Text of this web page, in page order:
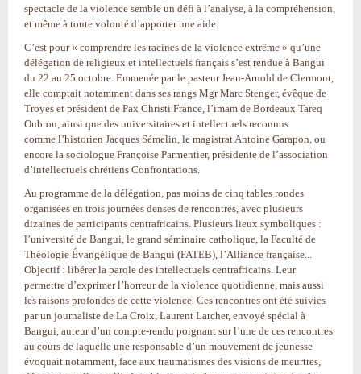
spectacle de la violence semble un défi à l’analyse, à la compréhension,
et même à toute volonté d’apporter une aide.
C’est pour « comprendre les racines de la violence extrême » qu’une
délégation de religieux et intellectuels français s’est rendue à Bangui
du 22 au 25 octobre. Emmenée par le pasteur Jean-Arnold de Clermont,
elle comptait notamment dans ses rangs Mgr Marc Stenger, évêque de
Troyes et président de Pax Christi France, l’imam de Bordeaux Tareq
Oubrou, ainsi que des universitaires et intellectuels reconnus
comme l’historien Jacques Sémelin, le magistrat Antoine Garapon, ou
encore la sociologue Françoise Parmentier, présidente de l’association
d’intellectuels chrétiens Confrontations.
Au programme de la délégation, pas moins de cinq tables rondes
organisées en trois journées denses de rencontres, avec plusieurs
dizaines de participants centrafricains. Plusieurs lieux symboliques :
l’université de Bangui, le grand séminaire catholique, la Faculté de
Théologie Évangélique de Bangui (FATEB), l’Alliance française...
Objectif : libérer la parole des intellectuels centrafricains. Leur
permettre d’exprimer l’horreur de la violence quotidienne, mais aussi
les raisons profondes de cette violence. Ces rencontres ont été suivies
par un journaliste de La Croix, Laurent Larcher, envoyé spécial à
Bangui, auteur d’un compte-rendu poignant sur l’une de ces rencontres
au cours de laquelle une responsable d’un mouvement de jeunesse
évoquait notamment, face aux traumatismes des visions de meurtres,